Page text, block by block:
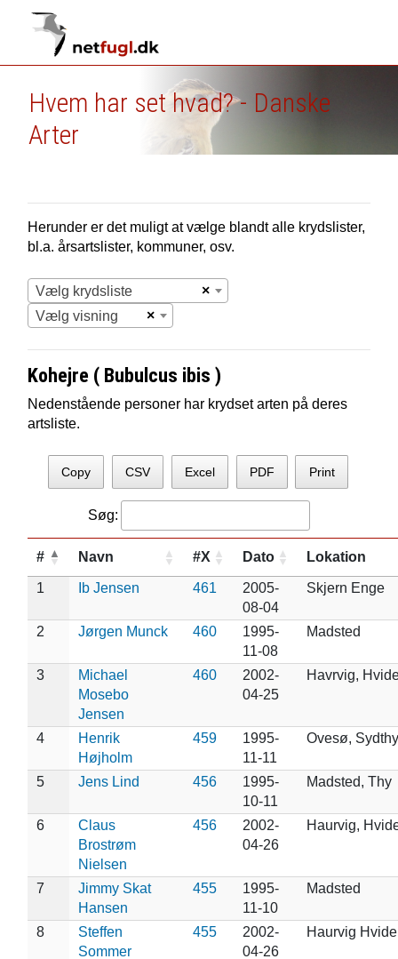
Hvem har set hvad? - Danske
Arter
Herunder er det muligt at vælge blandt alle krydslister,
bl.a. årsartslister, kommuner, osv.
×
Vælg krydsliste
×
Vælg visning
Kohejre ( Bubulcus ibis )
Nedenstående personer har krydset arten på deres
artsliste.
Copy CSV Excel PDF Print
Søg:
# Navn #X Dato Lokation
1 Ib Jensen 461
2005-
08-04
Skjern Enge
2 Jørgen Munck 460
1995-
11-08
Madsted
3
Michael
Mosebo
Jensen
460
2002-
04-25
Havrvig,
4
Henrik
Højholm
459
1995-
11-11
Ovesø, Sydthy
5 Jens Lind 456
1995-
10-11
Madsted, Thy
6
Claus
Brostrøm
Nielsen
456
2002-
04-26
Haurvig,
7
Jimmy Skat
Hansen
455
1995-
11-10
Madsted
8
Steffen
Sommer
455
2002-
04-26
Haurvig